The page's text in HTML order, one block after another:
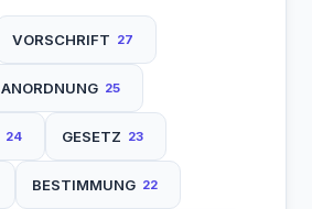
VORSCHRIFT 27
ANORDNUNG 25
24 GESETZ 23
BESTIMMUNG 22